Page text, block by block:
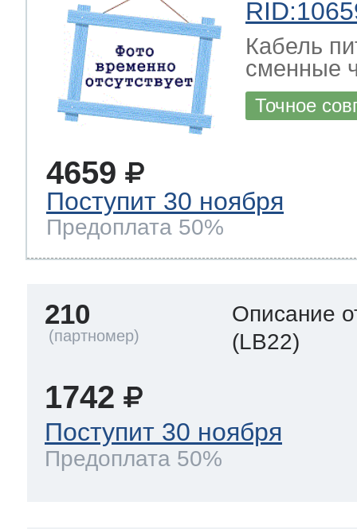
Кабель
сменные
Точное
4659
Поступит 30 ноября
Предоплата 50%
210
Описание
(LB22)
1742
Поступит 30 ноября
Предоплата 50%